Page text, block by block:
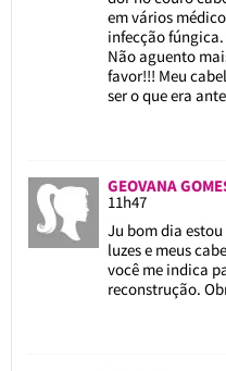
em vários
infecção
Não aguento
favor!!! Meu
ser o que era
GEOVANA
11h47
Ju bom dia
luzes e meus
você me indica
reconstrução.